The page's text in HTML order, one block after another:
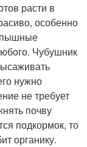
расти в
особенно
пышные
Чубушник
нужно
не требует
почву
подкормок, то
органику.